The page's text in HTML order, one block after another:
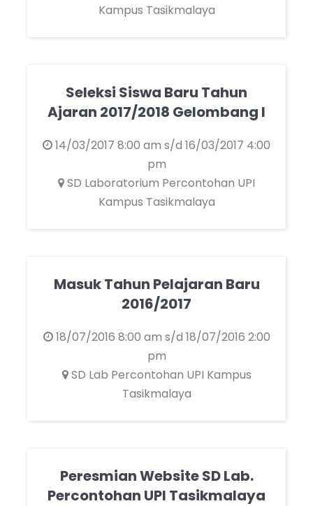
Kampus Tasikmalaya
Seleksi Siswa Baru Tahun
Ajaran 2017/2018 Gelombang I
14/03/2017 8:00 am s/d 16/03/2017 4:00
pm
SD Laboratorium Percontohan UPI
Kampus Tasikmalaya
Masuk Tahun Pelajaran Baru
2016/2017
18/07/2016 8:00 am s/d 18/07/2016 2:00
pm
SD Lab Percontohan UPI Kampus
Tasikmalaya
Peresmian Website SD Lab.
Percontohan UPI Tasikmalaya